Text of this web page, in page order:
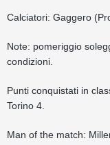
Calciatori: Gaggero
Note: pomeriggio
condizioni.
Punti conquistati in
Torino 4.
Man of the match: